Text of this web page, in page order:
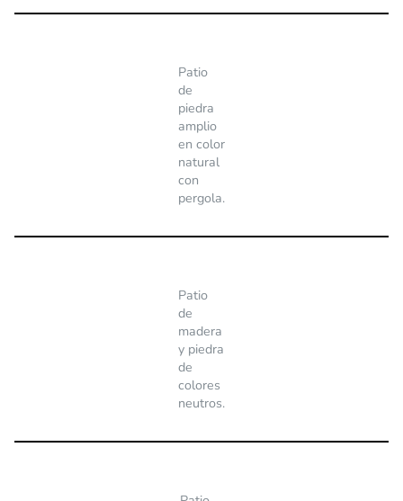
Patio
de
piedra
amplio
en color
natural
con
pergola.
Patio
de
madera
y piedra
de
colores
neutros.